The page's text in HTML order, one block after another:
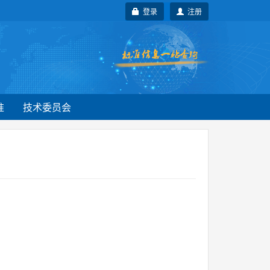
注册
登录
技术委员会